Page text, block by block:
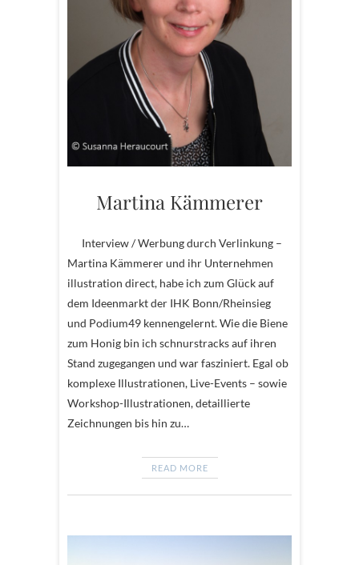
Martina Kämmerer
Interview / Werbung durch Verlinkung –
Martina Kämmerer und ihr Unternehmen
illustration direct, habe ich zum Glück auf
dem Ideenmarkt der IHK Bonn/Rheinsieg
und Podium49 kennengelernt. Wie die Biene
zum Honig bin ich schnurstracks auf ihren
Stand zugegangen und war fasziniert. Egal ob
komplexe Illustrationen, Live-Events – sowie
Workshop-Illustrationen, detaillierte
Zeichnungen bis hin zu…
READ MORE